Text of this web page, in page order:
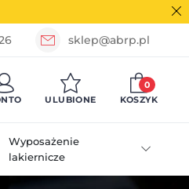
sklep@abrp.pl
ULUBIONE KOSZYK
0
Wyposażenie
lakiernicze